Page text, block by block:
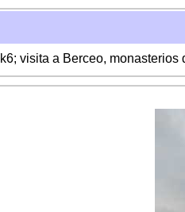
visita a Berceo,